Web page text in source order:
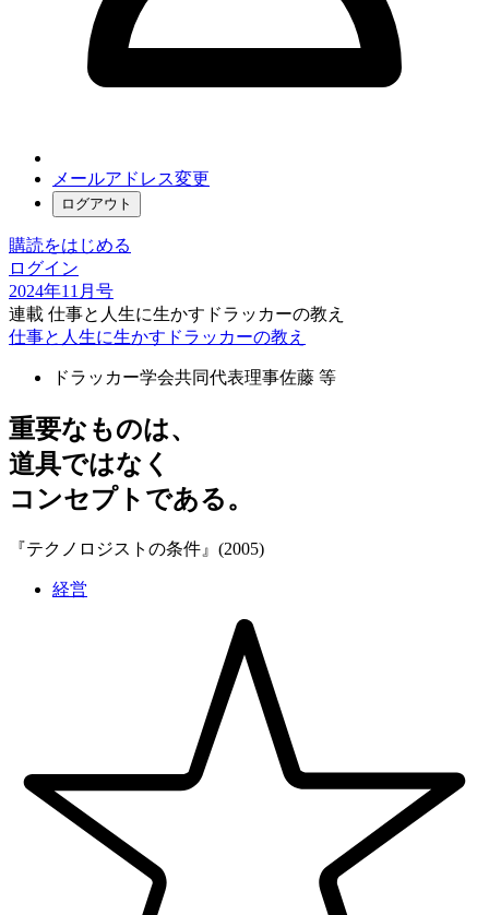
メールアドレス変更
ログアウト
購読をはじめる
ログイン
2024年11月号
連載 仕事と人生に生かすドラッカーの教え
仕事と人生に生かすドラッカーの教え
ドラッカー学会共同代表理事佐藤 等
重要なものは、
道具ではなく
コンセプトである。
『テクノロジストの条件』(2005)
経営